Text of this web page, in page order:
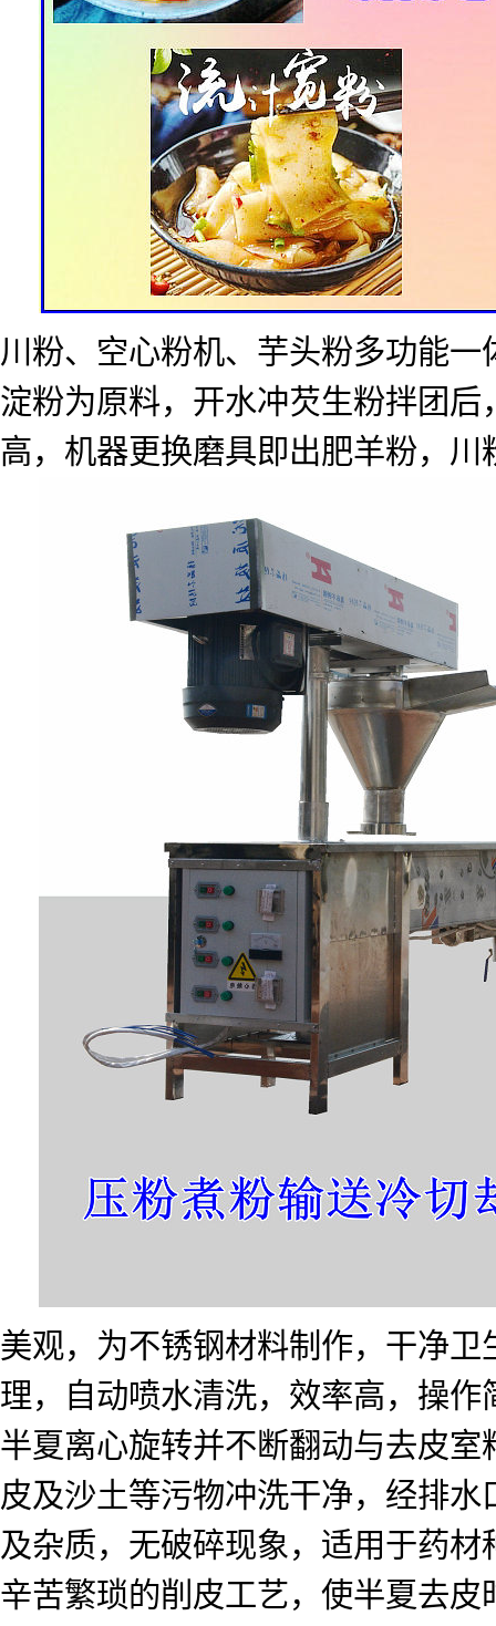
川粉、空心粉机、芋头粉多功能
淀粉为原料，开水冲芡生粉拌团
高，机器更换磨具即出肥羊粉，
美观，为不锈钢材料制作，干净
理，自动喷水清洗，效率高，操
半夏离心旋转并不断翻动与去皮
皮及沙土等污物冲洗干净，经排
及杂质，无破碎现象，适用于药
辛苦繁琐的削皮工艺，使半夏去